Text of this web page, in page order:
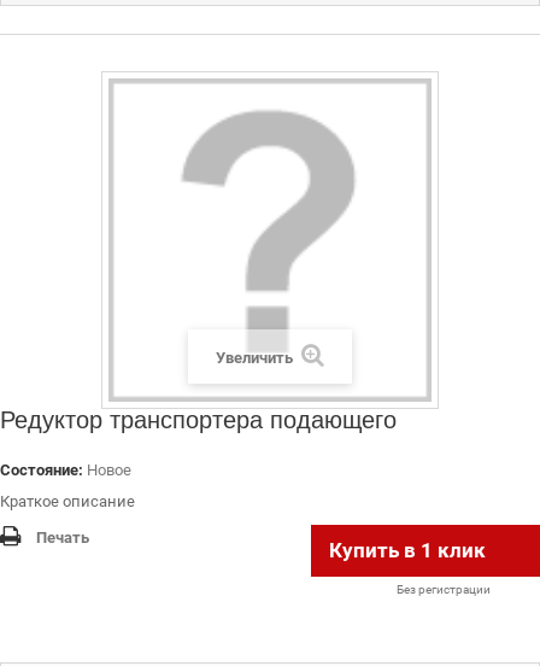
РАСХОДНЫЕ МАТЕРИАЛЫ
Увеличить
Редуктор транспортера подающего
Состояние: Новое
Краткое описание
Купить в 1 клик
Без регистрации
Печать